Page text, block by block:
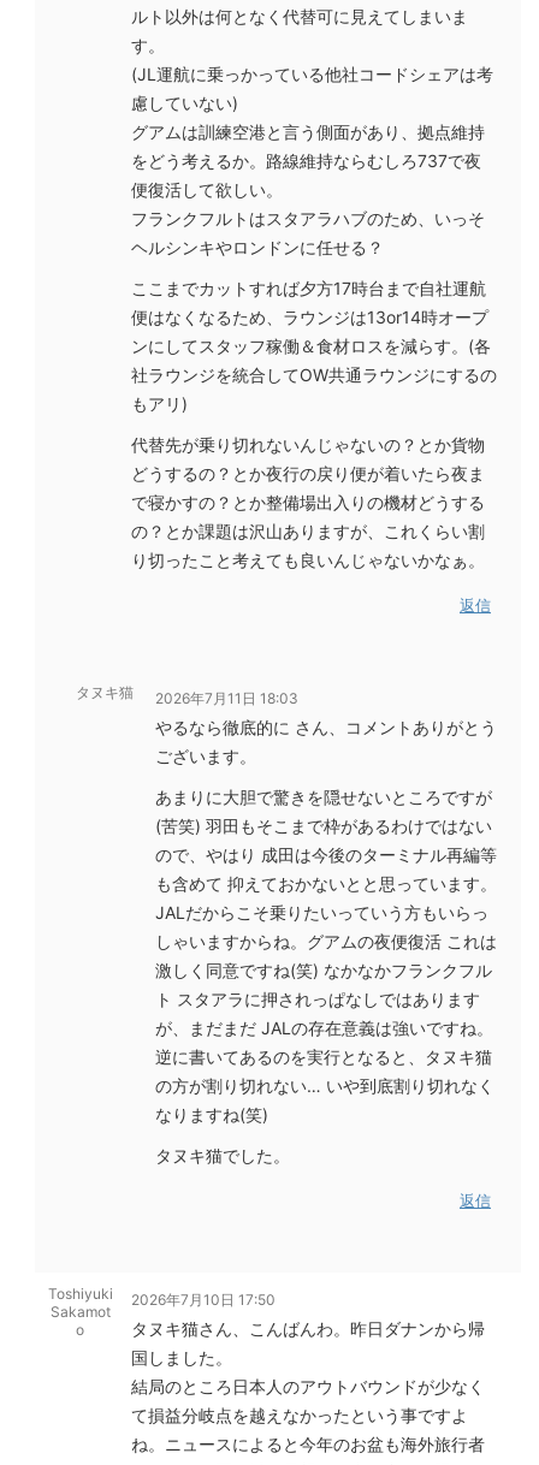
ルト以外は何となく代替可に見えてしまいま
す。
(JL運航に乗っかっている他社コードシェアは考
慮していない)
グアムは訓練空港と言う側面があり、拠点維持
をどう考えるか。路線維持ならむしろ737で夜
便復活して欲しい。
フランクフルトはスタアラハブのため、いっそ
ヘルシンキやロンドンに任せる？
ここまでカットすれば夕方17時台まで自社運航
便はなくなるため、ラウンジは13or14時オープ
ンにしてスタッフ稼働＆食材ロスを減らす。(各
社ラウンジを統合してOW共通ラウンジにするの
もアリ)
代替先が乗り切れないんじゃないの？とか貨物
どうするの？とか夜行の戻り便が着いたら夜ま
で寝かすの？とか整備場出入りの機材どうする
の？とか課題は沢山ありますが、これくらい割
り切ったこと考えても良いんじゃないかなぁ。
返信
タヌキ猫 2026年7月11日 18:03
やるなら徹底的に さん、コメントありがとう
ございます。
あまりに大胆で驚きを隠せないところですが
(苦笑) 羽田もそこまで枠があるわけではない
ので、やはり 成田は今後のターミナル再編等
も含めて 抑えておかないとと思っています。
JALだからこそ乗りたいっていう方もいらっ
しゃいますからね。グアムの夜便復活 これは
激しく同意ですね(笑) なかなかフランクフル
ト スタアラに押されっぱなしではあります
が、まだまだ JALの存在意義は強いですね。
逆に書いてあるのを実行となると、タヌキ猫
の方が割り切れない… いや到底割り切れなく
なりますね(笑)
タヌキ猫でした。
返信
Toshiyuki
Sakamot
o
2026年7月10日 17:50
タヌキ猫さん、こんばんわ。昨日ダナンから帰
国しました。
結局のところ日本人のアウトバウンドが少なく
て損益分岐点を越えなかったという事ですよ
ね。ニュースによると今年のお盆も海外旅行者